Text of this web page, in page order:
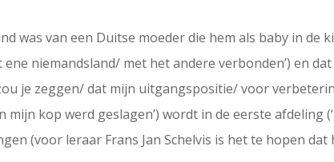
was van een Duitse moeder die hem als baby in
niemandsland/ met het andere verbonden’) en
je zeggen/ dat mijn uitgangspositie/ voor
mijn kop werd geslagen’) wordt in de eerste afdeling
(voor leraar Frans Jan Schelvis is het te hopen